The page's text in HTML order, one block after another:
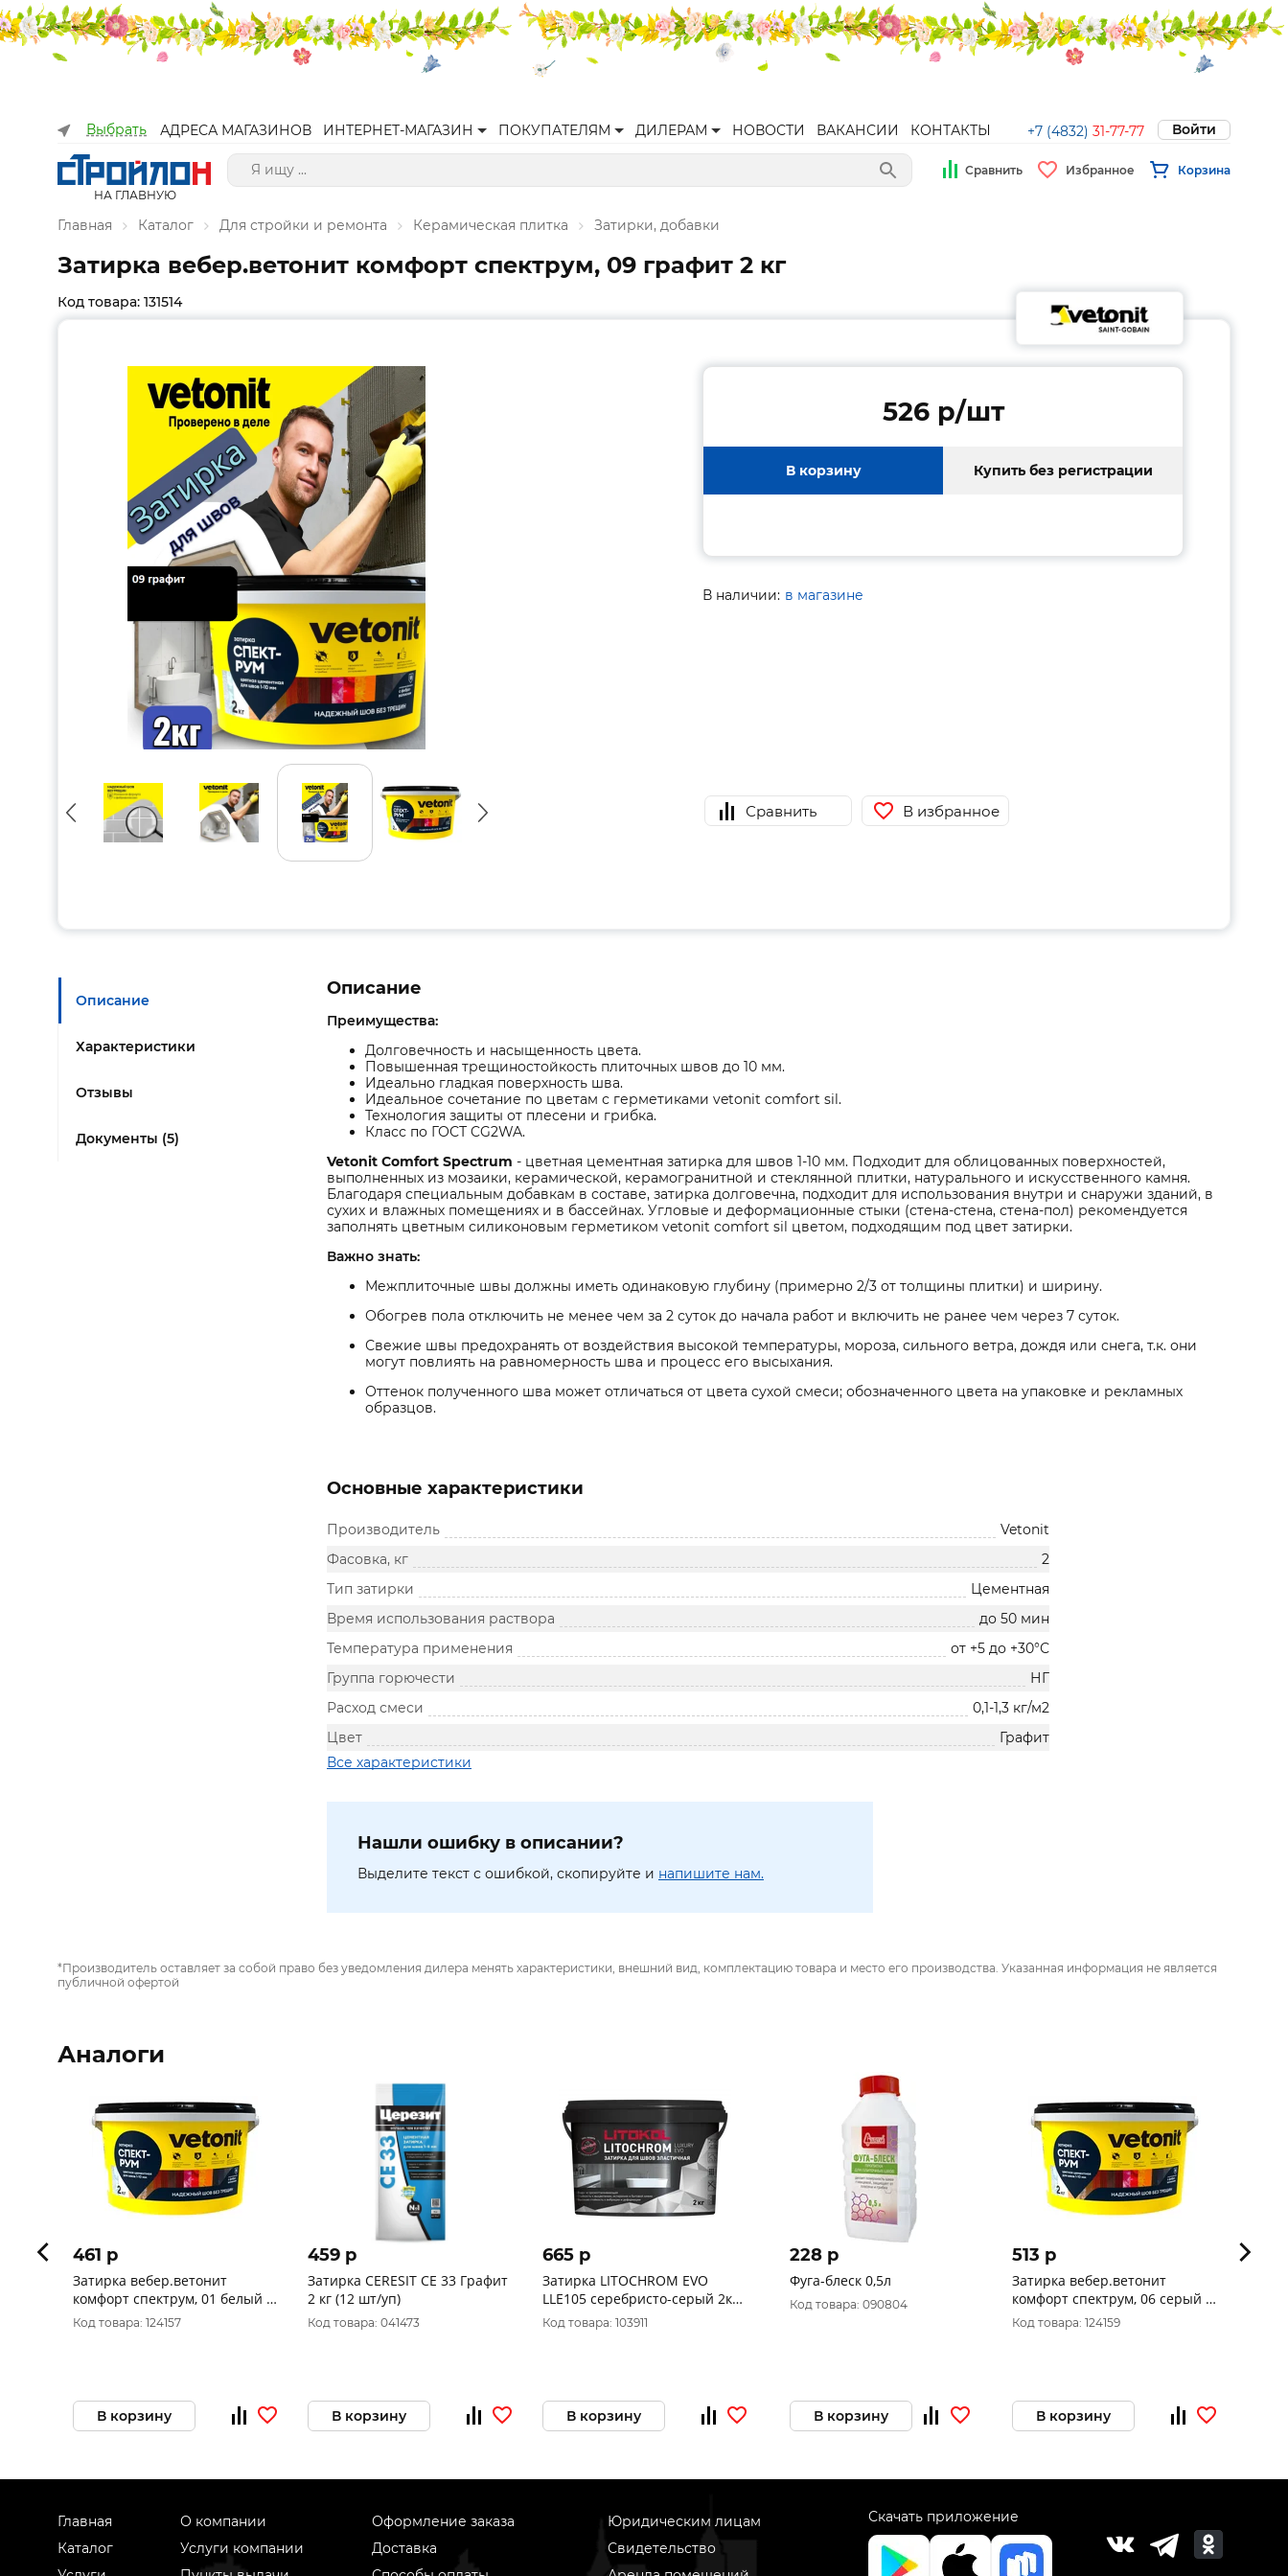
Выбрать АДРЕСА МАГАЗИНОВ ИНТЕРНЕТ-МАГАЗИН ПОКУПАТЕЛЯМ ДИЛЕРАМ НОВОСТИ ВАКАНСИИ КОНТАКТЫ +7 (4832) 31-77-77 Войти
НА ГЛАВНУЮ
Сравнить Избранное Корзина
Главная Каталог Для стройки и ремонта Керамическая плитка Затирки, добавки
Затирка вебер.ветонит комфорт спектрум, 09 графит 2 кг
Код товара: 131514
526 p/шт
В корзину Купить без регистрации
В наличии: в магазине
Сравнить В избранное
Описание
Характеристики
Отзывы
Документы (5)
Описание
Преимущества:
Долговечность и насыщенность цвета.
Повышенная трещиностойкость плиточных швов до 10 мм.
Идеально гладкая поверхность шва.
Идеальное сочетание по цветам с герметиками vetonit comfort sil.
Технология защиты от плесени и грибка.
Класс по ГОСТ CG2WA.
Vetonit Comfort Spectrum - цветная цементная затирка для швов 1-10 мм. Подходит для облицованных поверхностей,
выполненных из мозаики, керамической, керамогранитной и стеклянной плитки, натурального и искусственного камня.
Благодаря специальным добавкам в составе, затирка долговечна, подходит для использования внутри и снаружи зданий, в
сухих и влажных помещениях и в бассейнах. Угловые и деформационные стыки (стена-стена, стена-пол) рекомендуется
заполнять цветным силиконовым герметиком vetonit comfort sil цветом, подходящим под цвет затирки.
Важно знать:
Межплиточные швы должны иметь одинаковую глубину (примерно 2/3 от толщины плитки) и ширину.
Обогрев пола отключить не менее чем за 2 суток до начала работ и включить не ранее чем через 7 суток.
Свежие швы предохранять от воздействия высокой температуры, мороза, сильного ветра, дождя или снега, т.к. они
могут повлиять на равномерность шва и процесс его высыхания.
Оттенок полученного шва может отличаться от цвета сухой смеси; обозначенного цвета на упаковке и рекламных
образцов.
Основные характеристики
Производитель
Vetonit
Фасовка, кг
2
Тип затирки
Цементная
Время использования раствора
до 50 мин
Температура применения
от +5 до +30°С
Группа горючести
НГ
Расход смеси
0,1-1,3 кг/м2
Цвет
Графит
Все характеристики
Нашли ошибку в описании?
Выделите текст с ошибкой, скопируйте и напишите нам.
*Производитель оставляет за собой право без уведомления дилера менять характеристики, внешний вид, комплектацию товара и место его производства. Указанная информация не является
публичной офертой
Аналоги
461 p
Затирка вебер.ветонит
комфорт спектрум, 01 белый 2
кг
Код товара: 124157
В корзину
459 p
Затирка CERESIT CE 33 Графит
2 кг (12 шт/уп)
Код товара: 041473
В корзину
665 p
Затирка LITOCHROM EVO
LLE105 серебристо-серый 2кг
LUX
Код товара: 103911
В корзину
228 p
Фуга-блеск 0,5л
Код товара: 090804
В корзину
513 p
Затирка вебер.ветонит
комфорт спектрум, 06 серый 2
кг
Код товара: 124159
В корзину
626
Главная
Каталог
О компании
Услуги компании
Оформление заказа
Доставка
Юридическим лицам
Свидетельство
Скачать приложение